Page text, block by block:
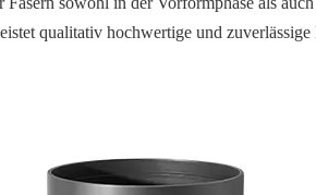
qualitativ hochwertige und zuverlässige